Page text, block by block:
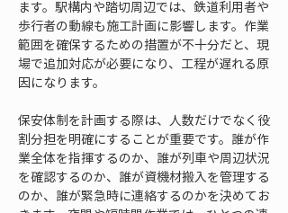
ます。駅構内や踏切周辺では、鉄道利用者や
歩行者の動線も施工計画に影響します。作業
範囲を確保するための措置が不十分だと、現
場で追加対応が必要になり、工程が遅れる原
因になります。
保安体制を計画する際は、人数だけでなく役
割分担を明確にすることが重要です。誰が作
業全体を指揮するのか、誰が列車や周辺状況
を確認するのか、誰が資機材搬入を管理する
のか、誰が緊急時に連絡するのかを決めてお